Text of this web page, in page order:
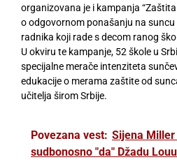
organizovana je i kampanja “Zaštita
o odgovornom ponašanju na
radnika koji rade s decom ranog
U okviru te kampanje, 52 škole u
specijalne merače intenziteta
edukacije o merama zaštite od
učitelja širom Srbije.
Povezana vest: Sijena
sudbonosno "da" Džadu Louu